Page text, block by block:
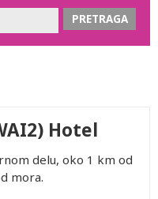
Hotel
delu, oko 1 km od
mora.